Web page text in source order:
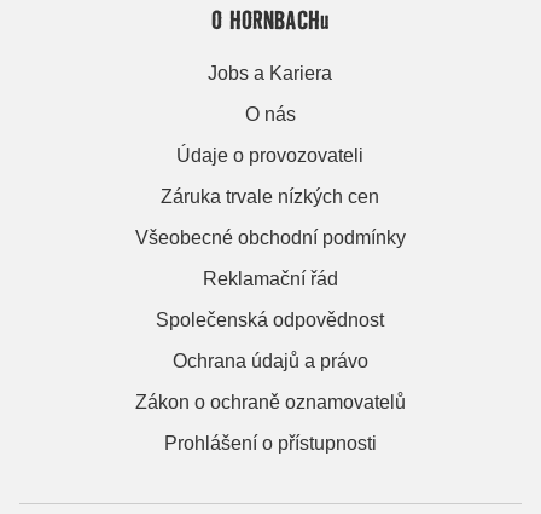
O HORNBACHu
Jobs a Kariera
O nás
Údaje o provozovateli
Záruka trvale nízkých cen
Všeobecné obchodní podmínky
Reklamační řád
Společenská odpovědnost
Ochrana údajů a právo
Zákon o ochraně oznamovatelů
Prohlášení o přístupnosti